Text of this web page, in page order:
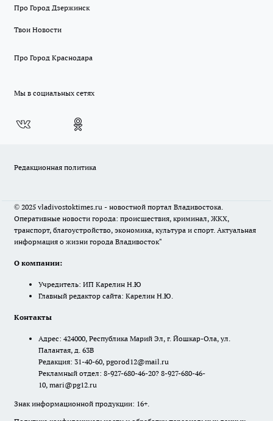
Про Город Дзержинск
Твои Новости
Про Город Краснодара
Мы в социальных сетях
Редакционная политика
© 2025 vladivostoktimes.ru - новостной портал Владивостока.
Оперативные новости города: происшествия, криминал, ЖКХ,
транспорт, благоустройство, экономика, культура и спорт. Актуальная
информация о жизни города Владивосток"
О компании:
Учредитель: ИП Карелин Н.Ю
Главный редактор сайта: Карелин Н.Ю.
Контакты
Адрес: 424000, Республика Марий Эл, г. Йошкар-Ола, ул.
Палантая, д. 63В
Редакция: 31-40-60, pgorod12@mail.ru
Рекламный отдел: 8-927-680-46-20? 8-927-680-46-
10, mari@pg12.ru
Знак информационной продукции: 16+.